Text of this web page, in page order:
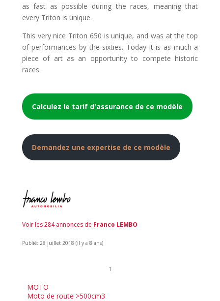
as fast as possible during the races, meaning that
every Triton is unique.
This very nice Triton 650 is unique, and was at the top
of performances by the sixties. Today it is as much a
piece of art as an opportunity to compete historic
races.
Calculez le tarif d'assurance de ce modèle
Demandez une expertise de ce modèle
Voir les 284 annonces de Franco LEMBO
Publié: 28 juillet 2018 (il y a 8 ans)
1
MOTO
Moto de route >500cm3